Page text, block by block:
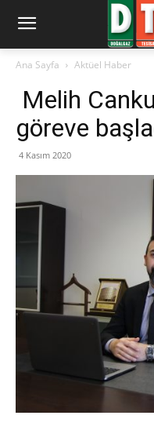
Ana Sayfa Aktüel Haber
Melih
göreve
4 Kasım 2020